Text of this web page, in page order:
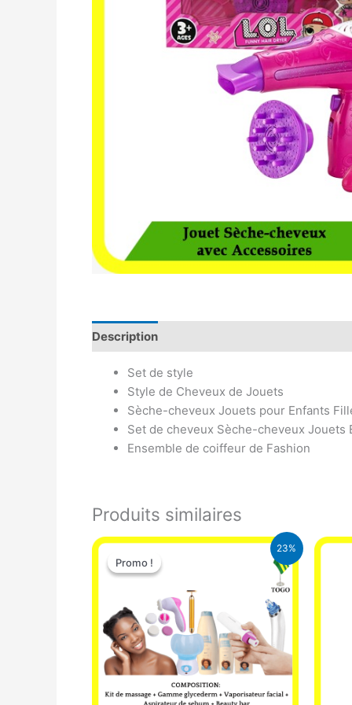
Description
Set de style
Style de Cheveux de Jouets
Sèche-cheveux Jouets pour Enfants
Set de cheveux Sèche-cheveux
Ensemble de coiffeur de Fashion
Produits similaires
23%
Promo !
Promo !
Le
initial
65.000 CFA.
Le
49.900 CFA.